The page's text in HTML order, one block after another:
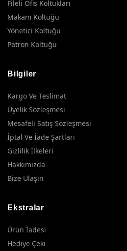
Bunların haricinde ofis kanepesi
dahabüyük ve rahat modeller de
Ofis Misafir Sandalyesi
Misafir Koltuğu Seçimi
Ofis Misafir Koltuğu Seçerken
edebileceği rahat bir koltuk
Ofis Misafir
Konulmalıdır?
misafirlerinizin sizi rahatça görüp
Fileli Ofis Koltukları
Makam Koltuğu
Yönetici Koltuğu
Patron Koltuğu
Bilgiler
Kargo Ve Teslimat
Üyelik Sözleşmesi
Mesafeli Satış Sözleşmesi
İptal Ve İade Şartları
Gizlilik İlkeleri
Hakkımızda
Bize Ulaşın
Ekstralar
Ürün İadesi
Hediye Çeki